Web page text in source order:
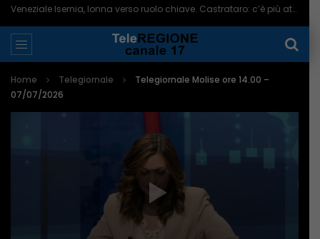
Veneziale Isernia, Ionna verso ruolo chiave. Castrataro: c’è più attenzione per Termoli – 08/08/2026
Home Telegiornale
Telegiornale Molise ore 14.00 –
07/07/2026